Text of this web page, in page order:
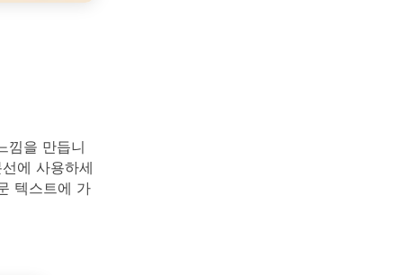
낌을 만듭니
에 사용하세
텍스트에 가